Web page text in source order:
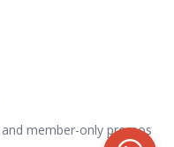
member-only promos